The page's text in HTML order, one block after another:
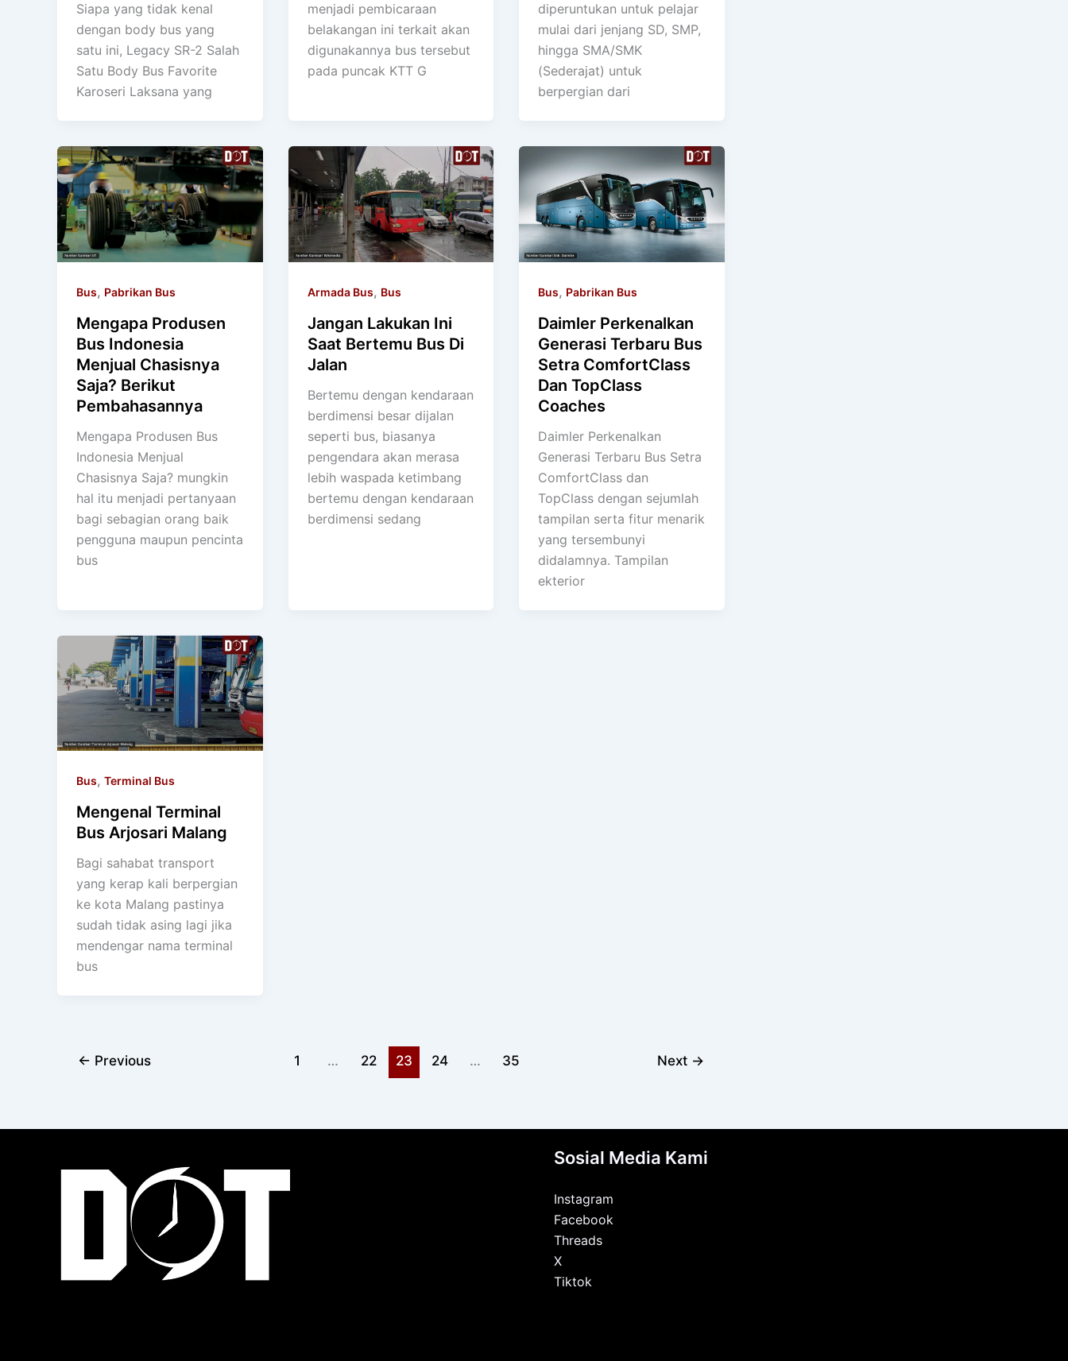
Siapa yang tidak kenal
dengan body bus yang
satu ini, Legacy SR-2 Salah
Satu Body Bus Favorite
Karoseri Laksana yang
menjadi pembicaraan
belakangan ini terkait akan
digunakannya bus tersebut
pada puncak KTT G
diperuntukan untuk pelajar
mulai dari jenjang SD, SMP,
hingga SMA/SMK
(Sederajat) untuk
berpergian dari
Bus, Pabrikan Bus
Mengapa Produsen
Bus Indonesia
Menjual Chasisnya
Saja? Berikut
Pembahasannya
Mengapa Produsen Bus
Indonesia Menjual
Chasisnya Saja? mungkin
hal itu menjadi pertanyaan
bagi sebagian orang baik
pengguna maupun pencinta
bus
Armada Bus, Bus
Jangan Lakukan Ini
Saat Bertemu Bus Di
Jalan
Bertemu dengan kendaraan
berdimensi besar dijalan
seperti bus, biasanya
pengendara akan merasa
lebih waspada ketimbang
bertemu dengan kendaraan
berdimensi sedang
Bus, Pabrikan Bus
Daimler Perkenalkan
Generasi Terbaru Bus
Setra ComfortClass
Dan TopClass
Coaches
Daimler Perkenalkan
Generasi Terbaru Bus Setra
ComfortClass dan
TopClass dengan sejumlah
tampilan serta fitur menarik
yang tersembunyi
didalamnya. Tampilan
ekterior
Bus, Terminal Bus
Mengenal Terminal
Bus Arjosari Malang
Bagi sahabat transport
yang kerap kali berpergian
ke kota Malang pastinya
sudah tidak asing lagi jika
mendengar nama terminal
bus
← Previous 1 … 22 23 24 … 35 Next →
Sosial Media Kami
Instagram
Facebook
Threads
X
Tiktok